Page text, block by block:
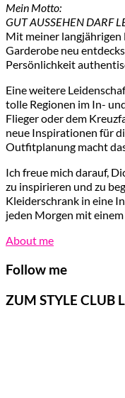
Mein Motto:
GUT AUSSEHEN DARF
Mit meiner langjährigen
Garderobe neu
Persönlichkeit
Eine weitere
tolle Regionen im In-
Flieger oder dem
neue Inspirationen für
Outfitplanung macht
Ich freue mich darauf,
zu inspirieren und zu
Kleiderschrank in eine
jeden Morgen mit
About me
Follow me
ZUM STYLE CLUB